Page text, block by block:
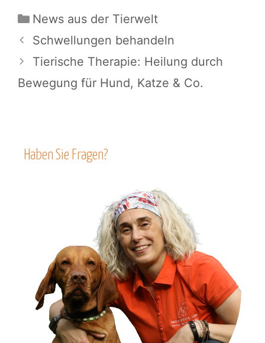
Kategorien
News aus der Tierwelt
Schwellungen behandeln
Tierische Therapie: Heilung durch
Bewegung für Hund, Katze & Co.
Haben Sie Fragen?